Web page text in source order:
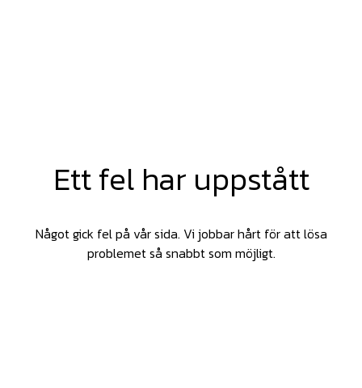
Ett fel har uppstått
Något gick fel på vår sida. Vi jobbar hårt för att lösa
problemet så snabbt som möjligt.